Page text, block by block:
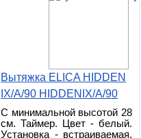
Вытяжка ELICA HIDDEN
IX/A/90 HIDDENIX/A/90
С минимальной высотой 28
см. Таймер. Цвет - белый.
Установка - встраиваемая.